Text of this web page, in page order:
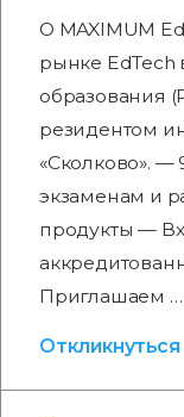
О MAXIMUM
рынке EdTech
образования
резидентом
«Сколково». —
экзаменам и
продукты —
Приглашаем …
Откликнуться